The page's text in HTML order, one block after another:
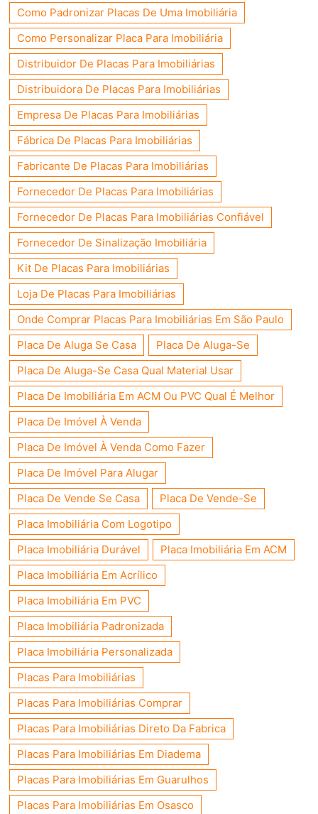
Como Padronizar Placas De Uma Imobiliária
Como Personalizar Placa Para Imobiliária
Distribuidor De Placas Para Imobiliárias
Distribuidora De Placas Para Imobiliárias
Empresa De Placas Para Imobiliárias
Fábrica De Placas Para Imobiliárias
Fabricante De Placas Para Imobiliárias
Fornecedor De Placas Para Imobiliárias
Fornecedor De Placas Para Imobiliárias Confiável
Fornecedor De Sinalização Imobiliária
Kit De Placas Para Imobiliárias
Loja De Placas Para Imobiliárias
Onde Comprar Placas Para Imobiliárias Em São Paulo
Placa De Aluga Se Casa
Placa De Aluga-Se
Placa De Aluga-Se Casa Qual Material Usar
Placa De Imobiliária Em ACM Ou PVC Qual É Melhor
Placa De Imóvel À Venda
Placa De Imóvel À Venda Como Fazer
Placa De Imóvel Para Alugar
Placa De Vende Se Casa
Placa De Vende-Se
Placa Imobiliária Com Logotipo
Placa Imobiliária Durável
Placa Imobiliária Em ACM
Placa Imobiliária Em Acrílico
Placa Imobiliária Em PVC
Placa Imobiliária Padronizada
Placa Imobiliária Personalizada
Placas Para Imobiliárias
Placas Para Imobiliárias Comprar
Placas Para Imobiliárias Direto Da Fabrica
Placas Para Imobiliárias Em Diadema
Placas Para Imobiliárias Em Guarulhos
Placas Para Imobiliárias Em Osasco